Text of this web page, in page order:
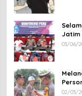
Jatim
03/06/
02/03/